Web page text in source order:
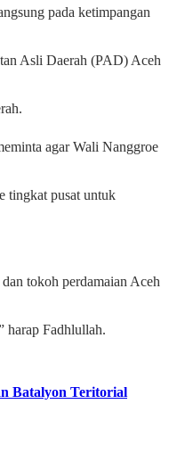
pada ketimpangan
Asli Daerah (PAD) Aceh
agar Wali Nanggroe
tingkat pusat untuk
tokoh perdamaian Aceh
harap Fadhlullah.
Batalyon Teritorial